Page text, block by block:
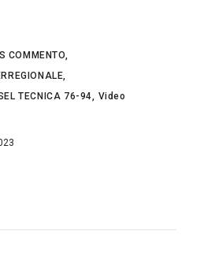
COMMENTO
TECNICA 76-94 Video